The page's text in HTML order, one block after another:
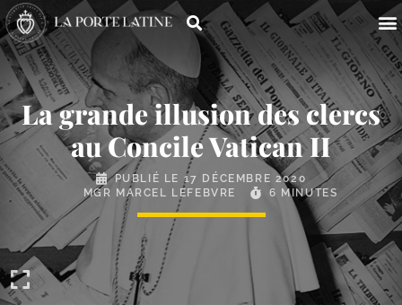
La grande illusion des clercs
au Concile Vatican II
PUBLIÉ LE 17 DÉCEMBRE 2020
MGR MARCEL LEFEBVRE
6 MINUTES